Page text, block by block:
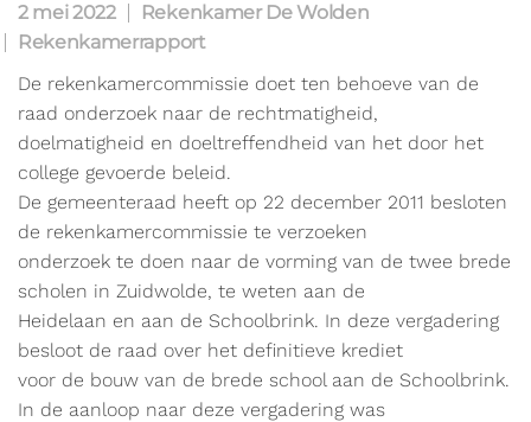
2 mei 2022
Rekenkamer De Wolden
Rekenkamerrapport
De rekenkamercommissie doet ten behoeve van de
raad onderzoek naar de rechtmatigheid,
doelmatigheid en doeltreffendheid van het door het
college gevoerde beleid.
De gemeenteraad heeft op 22 december 2011 besloten
de rekenkamercommissie te verzoeken
onderzoek te doen naar de vorming van de twee brede
scholen in Zuidwolde, te weten aan de
Heidelaan en aan de Schoolbrink. In deze vergadering
besloot de raad over het definitieve krediet
voor de bouw van de brede school aan de Schoolbrink.
In de aanloop naar deze vergadering was